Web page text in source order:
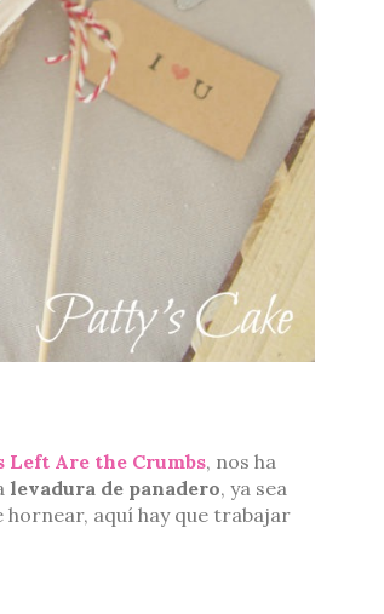
Left Are the Crumbs, nos ha
levadura de panadero, ya sea
hornear, aquí hay que trabajar